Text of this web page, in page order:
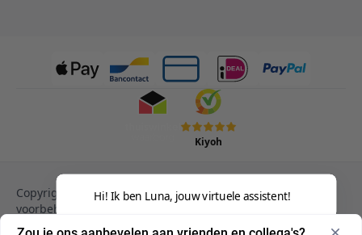
Kiyoh
Copyright © 2013-heden Magento. Alle rechten
voorbehouden.
Privacy Policy
Cookies
Hi! Ik ben Luna, jouw virtuele assistent!